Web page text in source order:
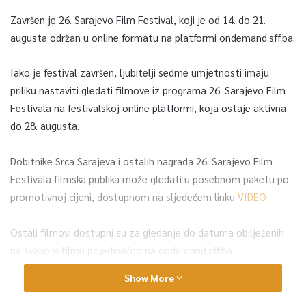
Završen je 26. Sarajevo Film Festival, koji je od 14. do 21.
augusta održan u online formatu na platformi ondemand.sff.ba.
Iako je festival završen, ljubitelji sedme umjetnosti imaju
priliku nastaviti gledati filmove iz programa 26. Sarajevo Film
Festivala na festivalskoj online platformi, koja ostaje aktivna
do 28. augusta.
Dobitnike Srca Sarajeva i ostalih nagrada 26. Sarajevo Film
Festivala filmska publika može gledati u posebnom paketu po
promotivnoj cijeni, dostupnom na sljedećem linku VIDEO
Ostali filmovi dostupni su za gledanje do datuma obilježenih
na svakom filmu pojedinačno na ondemand.sff.ba.
Dva bh. filma ostaju dostupna za gledaoce iz cijelog svijeta do
Show More